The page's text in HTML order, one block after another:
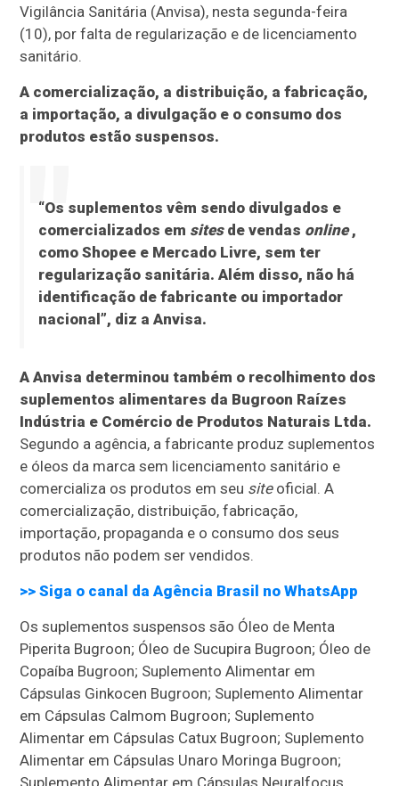
Vigilância Sanitária (Anvisa), nesta segunda-feira
(10), por falta de regularização e de licenciamento
sanitário.
A comercialização, a distribuição, a fabricação,
a importação, a divulgação e o consumo dos
produtos estão suspensos.
“Os suplementos vêm sendo divulgados e
comercializados em sitesde vendas online,
como Shopee e Mercado Livre, sem ter
regularização sanitária. Além disso, não há
identificação de fabricante ou importador
nacional”, diz a Anvisa.
A Anvisa determinou também o recolhimento dos
suplementos alimentares da Bugroon Raízes
Indústria e Comércio de Produtos Naturais Ltda.
Segundo a agência, a fabricante produz suplementos
e óleos da marca sem licenciamento sanitário e
comercializa os produtos em seu siteoficial. A
comercialização, distribuição, fabricação,
importação, propaganda e o consumo dos seus
produtos não podem ser vendidos.
>> Siga o canal daAgência Brasil no WhatsApp
Os suplementos suspensos são Óleo de Menta
Piperita Bugroon; Óleo de Sucupira Bugroon; Óleo de
Copaíba Bugroon; Suplemento Alimentar em
Cápsulas Ginkocen Bugroon; Suplemento Alimentar
em Cápsulas Calmom Bugroon; Suplemento
Alimentar em Cápsulas Catux Bugroon; Suplemento
Alimentar em Cápsulas Unaro Moringa Bugroon;